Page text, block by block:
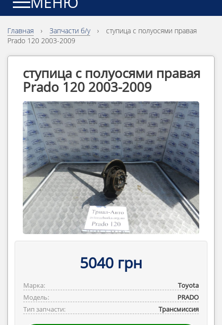
Главная › Запчасти б/у ›
ступица с полуосями правая
Prado 120 2003-2009
ступица с полуосями правая
Prado 120 2003-2009
5040 грн
Марка:
Toyota
Модель:
PRADO
Тип запчасти:
Трансмиссия